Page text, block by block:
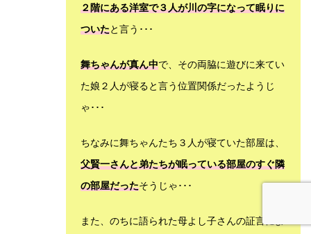
２階にある洋室で３人が川の字になって眠りに
ついたと言う･･･
舞ちゃんが真ん中で、その両脇に遊びに来てい
た娘２人が寝ると言う位置関係だったようじ
ゃ･･･
ちなみに舞ちゃんたち３人が寝ていた部屋は、
父賢一さんと弟たちが眠っている部屋のすぐ隣
の部屋だったそうじゃ･･･
また、のちに語られた母よし子さんの証言によ